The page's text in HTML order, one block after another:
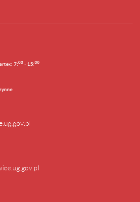
7:00 - 15:00